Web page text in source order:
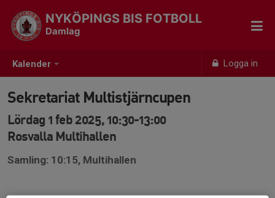
Kalender Logga in
NYKÖPINGS BIS FOTBOLL
Damlag
Sekretariat Multistjärncupen
Lördag 1 feb 2025, 10:30-13:00
Rosvalla Multihallen
Samling: 10:15, Multihallen